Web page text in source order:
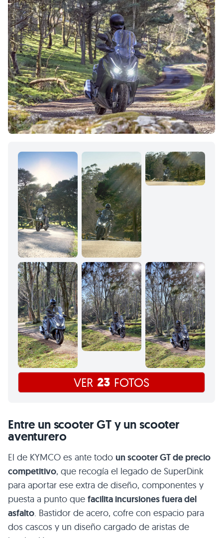
VER 23 FOTOS
Entre un scooter GT y un scooter
aventurero
El de KYMCO es ante todo un scooter GT de precio
competitivo, que recogía el legado de SuperDink
para aportar ese extra de diseño, componentes y
puesta a punto que facilita incursiones fuera del
asfalto. Bastidor de acero, cofre con espacio para
dos cascos y un diseño cargado de aristas de